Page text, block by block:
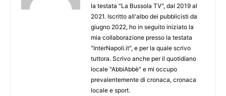
la testata "La Bussola TV", dal 2019 al
2021. Iscritto all'albo dei pubblicisti da
giugno 2022, ho in seguito iniziato la
mia collaborazione presso la testata
"InterNapoli.it", e per la quale scrivo
tuttora. Scrivo anche per il quotidiano
locale "AbbiAbbè" e mi occupo
prevalentemente di cronaca, cronaca
locale e sport.